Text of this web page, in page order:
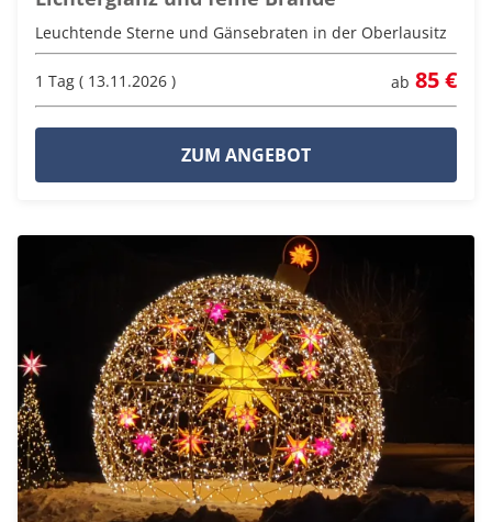
Leuchtende Sterne und Gänsebraten in der Oberlausitz
1 Tag ( 13.11.2026 ) ab 85 €
ZUM ANGEBOT